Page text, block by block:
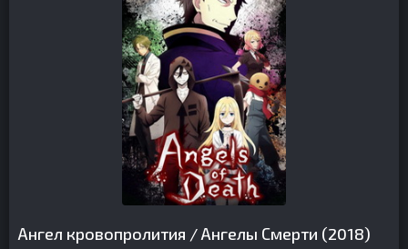
Ангел кровопролития / Ангелы Смерти (2018)